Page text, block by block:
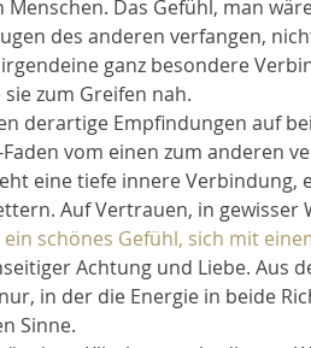
Das Gefühl, man
des anderen verfangen,
ganz besondere
sie zum Greifen nah.
derartige Empfindungen auf
Faden vom einen zum anderen
eine tiefe innere Verbindung,
Auf Vertrauen, in gewisser
ein schönes Gefühl, sich mit
Achtung und Liebe. Aus
in der die Energie in beide
Sinne.